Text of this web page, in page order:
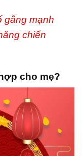
gắng mạnh
chiến
cho mẹ?